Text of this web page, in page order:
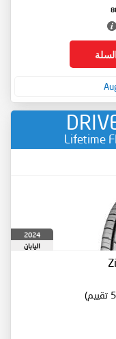
Lifetime
2024
اليابان